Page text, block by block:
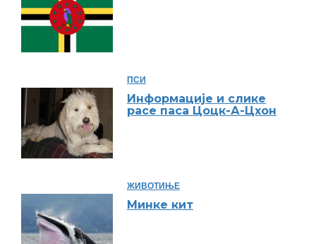
ПСИ
Информације и слике
расе паса Цоцк-А-Цхон
ЖИВОТИЊЕ
Минке кит